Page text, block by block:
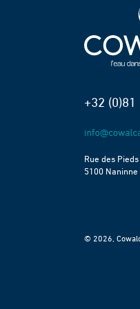
+32 (0)81
Rue des
5100 Naninne
© 2026,